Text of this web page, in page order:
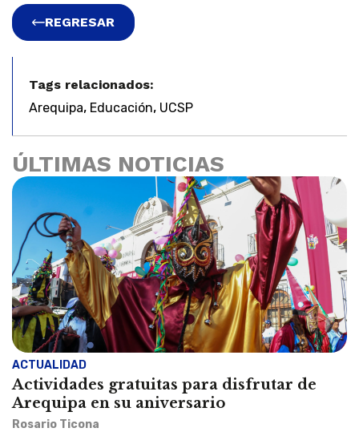
REGRESAR
Tags relacionados:
Arequipa, Educación, UCSP
ÚLTIMAS NOTICIAS
ACTUALIDAD
Actividades gratuitas para disfrutar de
Arequipa en su aniversario
Rosario Ticona